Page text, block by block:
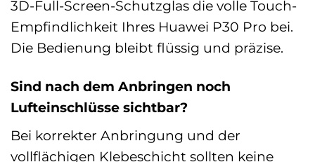
3D-Full-Screen-Schutzglas die volle Touch-
Empfindlichkeit Ihres Huawei P30 Pro bei.
Die Bedienung bleibt flüssig und präzise.
Sind nach dem Anbringen noch
Lufteinschlüsse sichtbar?
Bei korrekter Anbringung und der
vollflächigen Klebeschicht sollten keine